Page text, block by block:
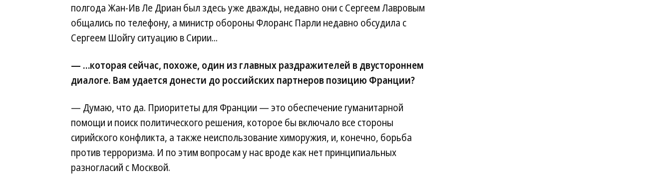
полгода Жан-Ив Ле Дриан был здесь уже дважды, недавно они с Сергеем Лавровым
общались по телефону, а министр обороны Флоранс Парли недавно обсудила с
Сергеем Шойгу ситуацию в Сирии...
— …которая сейчас, похоже, один из главных раздражителей в двустороннем
диалоге. Вам удается донести до российских партнеров позицию Франции?
— Думаю, что да. Приоритеты для Франции — это обеспечение гуманитарной
помощи и поиск политического решения, которое бы включало все стороны
сирийского конфликта, а также неиспользование химоружия, и, конечно, борьба
против терроризма. И по этим вопросам у нас вроде как нет принципиальных
разногласий с Москвой.